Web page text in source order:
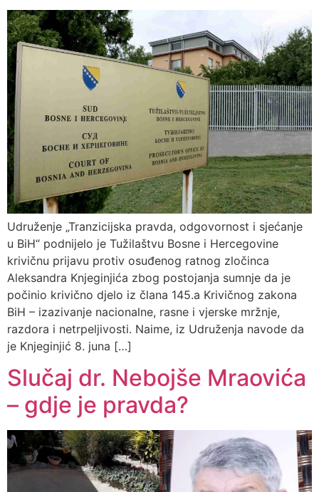
Udruženje „Tranzicijska pravda, odgovornost i sjećanje
u BiH“ podnijelo je Tužilaštvu Bosne i Hercegovine
krivičnu prijavu protiv osuđenog ratnog zločinca
Aleksandra Knjeginjića zbog postojanja sumnje da je
počinio krivično djelo iz člana 145.a Krivičnog zakona
BiH – izazivanje nacionalne, rasne i vjerske mržnje,
razdora i netrpeljivosti. Naime, iz Udruženja navode da
je Knjeginjić 8. juna […]
Slučaj dr. Nebojše Mraovića
– gdje je pravda?